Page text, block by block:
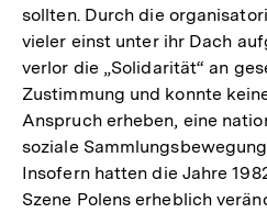
sollten. Durch die
vieler einst unter ihr Dach
verlor die „Solidarität“ an
Zustimmung und konnte
Anspruch erheben, eine
soziale
Insofern hatten die Jahre
Szene Polens erheblich